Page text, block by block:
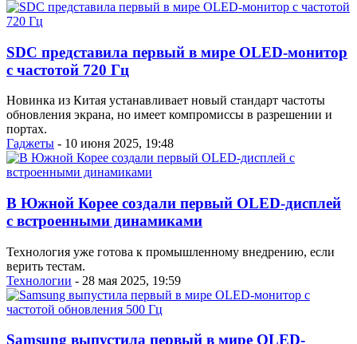
SDC представила первый в мире OLED-монитор
с частотой 720 Гц
Новинка из Китая устанавливает новый стандарт частоты
обновления экрана, но имеет компромиссы в разрешении и
портах.
Гаджеты - 10 июня 2025, 19:48
В Южной Корее создали первый OLED-дисплей
с встроенными динамиками
Технология уже готова к промышленному внедрению, если
верить тестам.
Технологии - 28 мая 2025, 19:59
Samsung выпустила первый в мире OLED-